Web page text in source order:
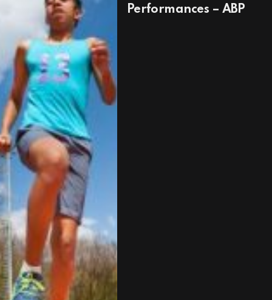
Performances – ABP